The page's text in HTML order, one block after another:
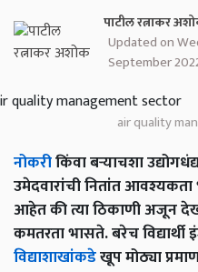
पाटील रत्नाकर
Updated on
September
air quality
नोकरीकिंवा बऱ्याचशा
उमेदवारांची नितांत आवश्यकता
आहेत की त्या ठिकाणी अजून
कमतरता भासते. बरेच
विद्याशाखांकडेखूप मोठ्या